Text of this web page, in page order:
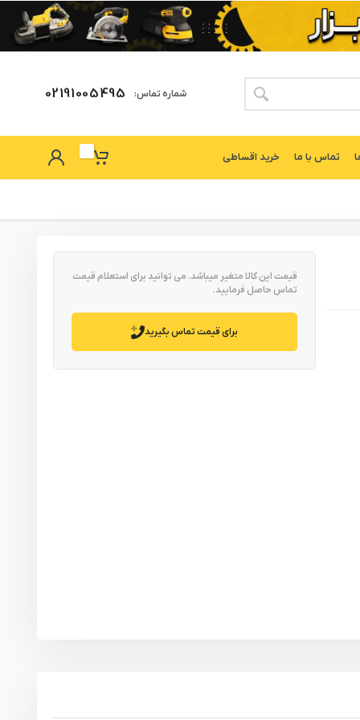
شماره تماس: 02191005495
تماس با ما خرید اقساطی
قیمت این کالا متغیر میباشد. می توانید برای استعلام قیمت
تماس حاصل فرمایید.
برای قیمت تماس بگیرید